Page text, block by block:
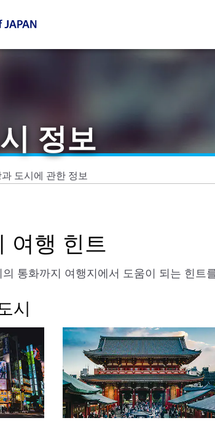
정보
도시에 관한 정보
여행 힌트
통화까지 여행지에서 도움이 되는 힌트
시